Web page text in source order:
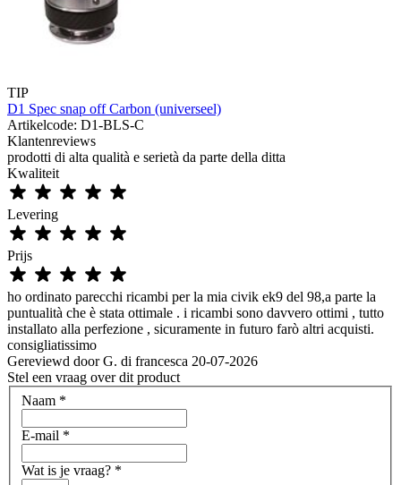
TIP
D1 Spec snap off Carbon (universeel)
Artikelcode: D1-BLS-C
Klantenreviews
prodotti di alta qualità e serietà da parte della ditta
Kwaliteit
Levering
Prijs
ho ordinato parecchi ricambi per la mia civik ek9 del 98,a parte la
puntualità che è stata ottimale . i ricambi sono davvero ottimi , tutto
installato alla perfezione , sicuramente in futuro farò altri acquisti.
consigliatissimo
Gereviewd door G. di francesca 20-07-2026
Stel een vraag over dit product
Naam *
E-mail *
Wat is je vraag? *